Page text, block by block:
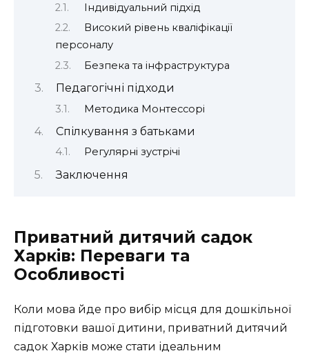
Індивідуальний підхід
Високий рівень кваліфікації
персоналу
Безпека та інфраструктура
Педагогічні підходи
Методика Монтессорі
Спілкування з батьками
Регулярні зустрічі
Заключення
Приватний дитячий садок
Харків: Переваги та
Особливості
Коли мова йде про вибір місця для дошкільної
підготовки вашої дитини, приватний дитячий
садок Харків може стати ідеальним